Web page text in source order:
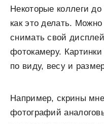
Некоторые коллеги
как это делать.
снимать свой
фотокамеру.
по виду, весу и
Например, скрины
фотографий